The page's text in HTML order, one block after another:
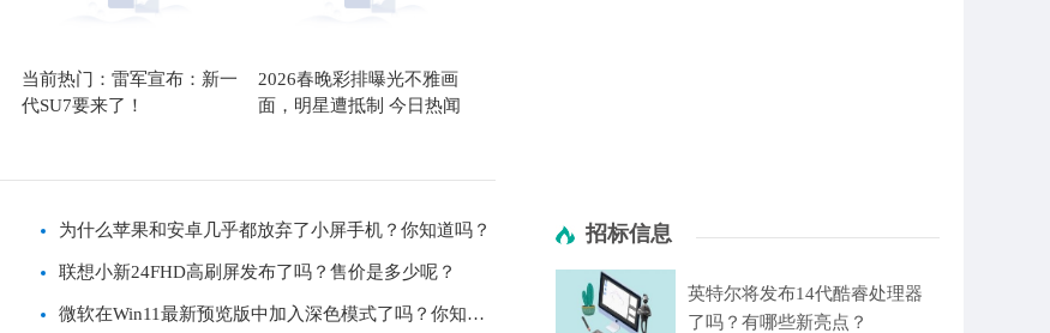
当前热门：雷军宣布：新一
代SU7要来了！
2026春晚彩排曝光不雅画
面，明星遭抵制 今日热闻
为什么苹果和安卓几乎都放弃了小屏手机？你知道吗？
联想小新24FHD高刷屏发布了吗？售价是多少呢？
微软在Win11最新预览版中加入深色模式了吗？你知道
招标信息
英特尔将发布14代酷睿处理器
了吗？有哪些新亮点？